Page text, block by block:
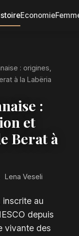
Economie
: origines,
à la Labëria
:
et
Berat à
Lena Veseli
inscrite au
depuis
vivante des